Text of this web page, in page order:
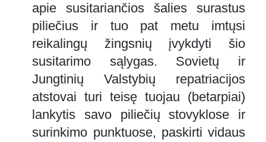
apie susitariančios šalies surastus
piliečius ir tuo pat metu imtųsi
reikalingų žingsnių įvykdyti šio
susitarimo sąlygas. Sovietų ir
Jungtinių Valstybių repatriacijos
atstovai turi teisę tuojau (betarpiai)
lankytis savo piliečių stovyklose ir
surinkimo punktuose, paskirti vidaus